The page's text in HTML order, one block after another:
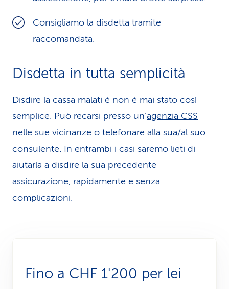
Consigliamo la disdetta tramite
raccomandata.
Disdetta in tutta semplicità
Disdire la cassa malati è non è mai stato così
semplice. Può recarsi presso un’agenzia CSS
nelle sue vicinanze o telefonare alla sua/al suo
consulente. In entrambi i casi saremo lieti di
aiutarla a disdire la sua precedente
assicurazione, rapidamente e senza
complicazioni.
Fino a CHF 1'200 per lei